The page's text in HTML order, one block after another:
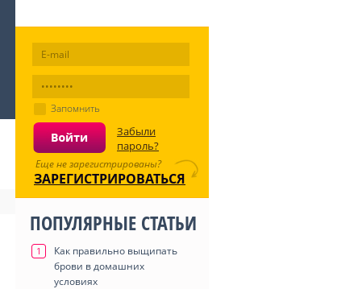
Запомнить
Забыли
пароль?
Еще не зарегистрированы?
ЗАРЕГИСТРИРОВАТЬСЯ
ПОПУЛЯРНЫЕ СТАТЬИ
1
Как правильно выщипать
брови в домашних
условиях